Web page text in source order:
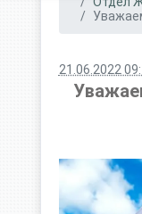
21.06.2022